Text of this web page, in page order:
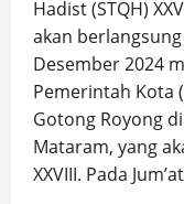
Hadist (STQH)
akan
Desember 2024
Pemerintah Kota
Gotong Royong
Mataram, yang
XXVIII. Pada